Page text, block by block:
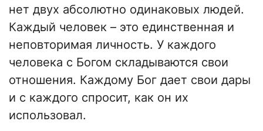
нет двух абсолютно одинаковых людей.
Каждый человек – это единственная и
неповторимая личность. У каждого
человека с Богом складываются свои
отношения. Каждому Бог дает свои дары
и с каждого спросит, как он их
использовал.